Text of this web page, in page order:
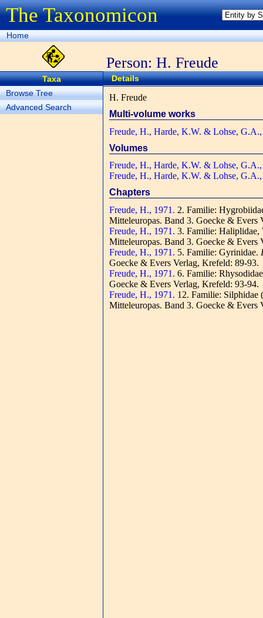
The Taxonomicon
Home
Person: H. Freude
Taxa
Browse Tree
Advanced Search
Details
H. Freude
Multi-volume works
Freude, H., Harde, K.W. & Lohse,
Volumes
Freude, H., Harde, K.W. & Lohse,
Freude, H., Harde, K.W. & Lohse,
Chapters
Freude, H., 1971. 2. Familie:
Mitteleuropas. Band 3. Goecke & Evers
Freude, H., 1971. 3. Familie: Haliplidae,
Mitteleuropas. Band 3. Goecke & Evers
Freude, H., 1971. 5. Familie: Gyrinidae.
Goecke & Evers Verlag, Krefeld: 89-93.
Freude, H., 1971. 6. Familie:
Goecke & Evers Verlag, Krefeld: 93-94.
Freude, H., 1971. 12. Familie: Silphidae
Mitteleuropas. Band 3. Goecke & Evers